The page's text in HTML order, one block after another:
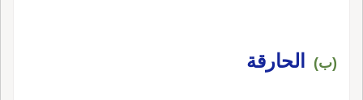
(ب) الحارقة